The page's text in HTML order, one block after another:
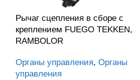
Рычаг сцепления в сборе с
креплением FUEGO TEKKEN,
RAMBOLOR
Органы управления, Органы
управления